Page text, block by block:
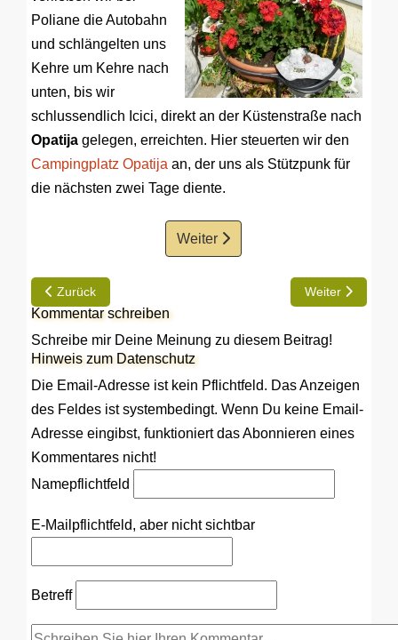
Poliane die Autobahn
und schlängelten uns
Kehre um Kehre nach
unten, bis wir
schlussendlich Icici, direkt an der Küstenstraße nach
Opatija gelegen, erreichten. Hier steuerten wir den
Campingplatz Opatija an, der uns als Stützpunk für
die nächsten zwei Tage diente.
Weiter
Vorheriger Beitrag: Mit der Bora unterwegs – Kroatien 2008
Zurück Nächster
Weiter
Kommentar schreiben
Schreibe mir Deine Meinung zu diesem Beitrag!
Hinweis zum Datenschutz
Die Email-Adresse ist kein Pflichtfeld. Das Anzeigen
des Feldes ist systembedingt. Wenn Du keine Email-
Adresse eingibst, funktioniert das Abonnieren eines
Kommentares nicht!
Namepflichtfeld
E-Mail pflichtfeld, aber nicht sichtbar
Betreff